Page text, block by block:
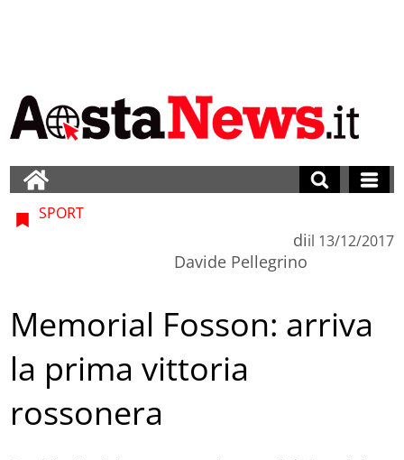
SPORT
di
Davide Pellegrino
il 13/12/2017
Memorial Fosson: arriva
la prima vittoria
rossonera